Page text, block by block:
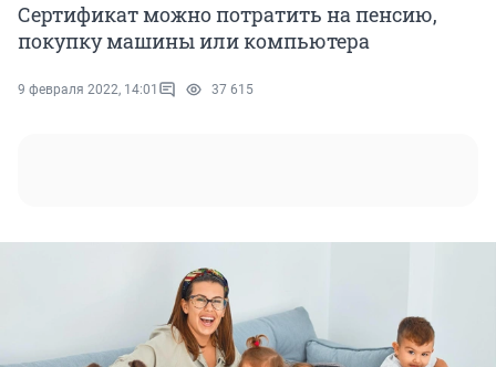
Сертификат можно потратить на пенсию,
покупку машины или компьютера
9 февраля 2022, 14:01 37 615